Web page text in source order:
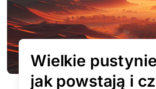
Wielkie
jak powstają i